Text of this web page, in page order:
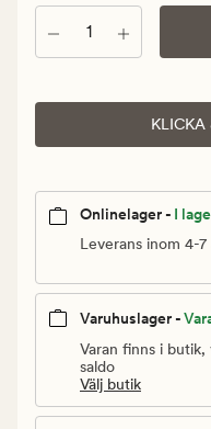
kr
Antal
KLICKA
Onlinelager - I
Leverans inom 4-7
Varuhuslager -
Varan finns i
saldo
Välj butik